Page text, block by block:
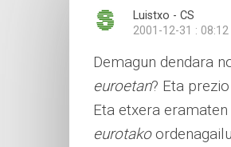
Luistxo - CS
2001-12-31 : 08:12
Demagun dendara
euroetan? Eta
Eta etxera
eurotako